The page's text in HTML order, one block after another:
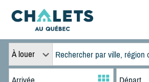
À louer